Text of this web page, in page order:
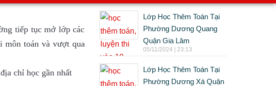
tiếp tục mở lớp các
môn toán và vượt qua
chỉ học gần nhất
Lớp Học Thêm Toán Tại
Phường Dương Quang
Quận Gia Lâm
05/11/2024 | 23:13
Lớp Học Thêm Toán Tại
Phường Dương Xá Quận